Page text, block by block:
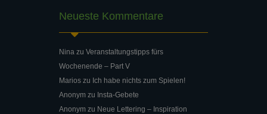
Neueste Kommentare
Nina zu Veranstaltungstipps fürs
Wochenende – Part V
Marios zu Ich habe nichts zum Spielen!
Anonym zu Insta-Gebete
Anonym zu Neue Lettering – Inspiration